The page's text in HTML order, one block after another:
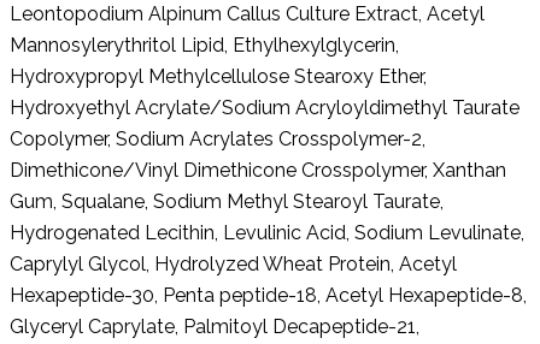
Leontopodium Alpinum Callus Culture Extract, Acetyl
Mannosylerythritol Lipid, Ethylhexylglycerin,
Hydroxypropyl Methylcellulose Stearoxy Ether,
Hydroxyethyl Acrylate/Sodium Acryloyldimethyl Taurate
Copolymer, Sodium Acrylates Crosspolymer-2,
Dimethicone/Vinyl Dimethicone Crosspolymer, Xanthan
Gum, Squalane, Sodium Methyl Stearoyl Taurate,
Hydrogenated Lecithin, Levulinic Acid, Sodium Levulinate,
Caprylyl Glycol, Hydrolyzed Wheat Protein, Acetyl
Hexapeptide-30, Penta peptide-18, Acetyl Hexapeptide-8,
Glyceryl Caprylate, Palmitoyl Decapeptide-21,